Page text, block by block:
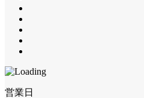
営業日